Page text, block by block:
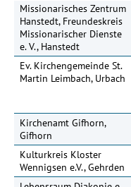
Missionarisches Zentrum
Hanstedt, Freundeskreis
Missionarischer Dienste
e. V., Hanstedt
Ev. Kirchengemeinde St.
Martin Leimbach, Urbach
Kirchenamt Gifhorn,
Gifhorn
Kulturkreis Kloster
Wennigsen e.V., Gehrden